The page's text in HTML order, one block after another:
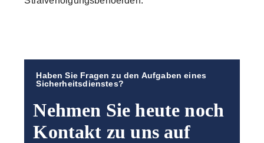
Haben Sie Fragen zu den Aufgaben eines
Sicherheitsdienstes?
Nehmen Sie heute noch
Kontakt zu uns auf